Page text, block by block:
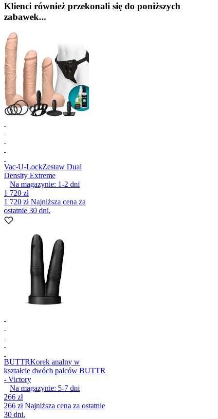
Klienci również przekonali się do poniższych
zabawek...
Vac-U-LockZestaw Dual
Density Extreme
Na magazynie: 1-2 dni
1 720 zł
1 720 złNajniższa cena za
ostatnie 30 dni.
BUTTRKorek analny w
kształcie dwóch palców BUTTR
- Victory
Na magazynie: 5-7 dni
266 zł
266 złNajniższa cena za ostatnie
30 dni.